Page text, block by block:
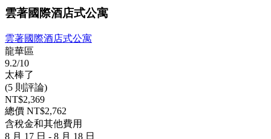
雲著國際酒店式公寓
雲著國際酒店式公寓
龍華區
9.2/10
太棒了
(5 則評論)
NT$2,369
總價 NT$2,762
含稅金和其他費用
8 月 17 日 - 8 月 18 日